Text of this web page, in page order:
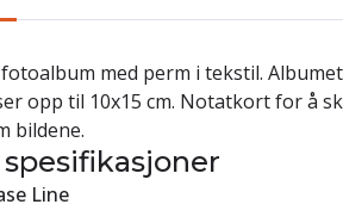
med perm i tekstil.
opp til 10x15 cm. Notatkort for å
bildene.
Line